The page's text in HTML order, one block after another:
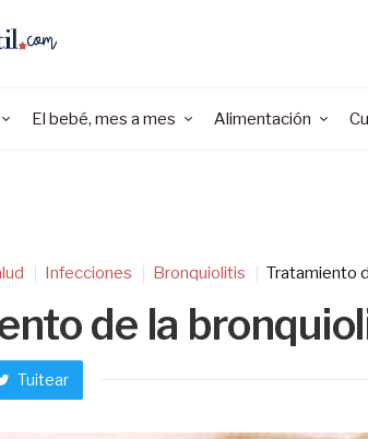
El bebé, mes a mes Alimentación
Infecciones Bronquiolitis Tratamiento
de la
Tuitear